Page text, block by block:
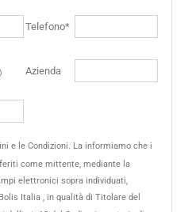
Telefono*
Azienda
e le Condizioni. La informiamo che i
come mittente, mediante la
elettronici sopra individuati,
Italia , in qualità di Titolare del